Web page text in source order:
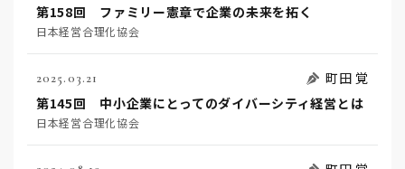
第158回 ファミリー憲章で企業の未来を拓く
日本経営合理化協会
2025.03.21
町田 覚
第145回 中小企業にとってのダイバーシティ経営とは
日本経営合理化協会